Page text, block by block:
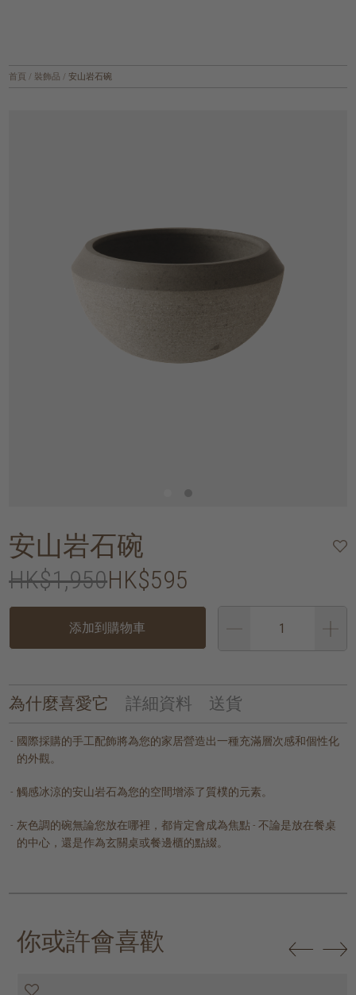
首頁 / 裝飾品 / 安山岩石碗
安山岩石碗
HK$1,950HK$595
添加到購物車
為什麼喜愛它 詳細資料 送貨
國際採購的手工配飾將為您的家居營造出一種充滿層次感和個性化
的外觀。
觸感冰涼的安山岩石為您的空間增添了質樸的元素。
灰色調的碗無論您放在哪裡，都肯定會成為焦點 - 不論是放在餐桌
的中心，還是作為玄關桌或餐邊櫃的點綴。
你或許會喜歡